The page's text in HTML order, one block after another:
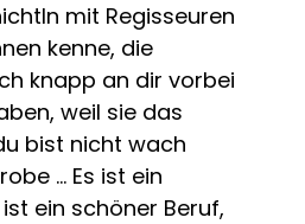
mit Regisseuren
kenne, die
knapp an dir vorbei
weil sie das
bist nicht wach
… Es ist ein
ein schöner Beruf,